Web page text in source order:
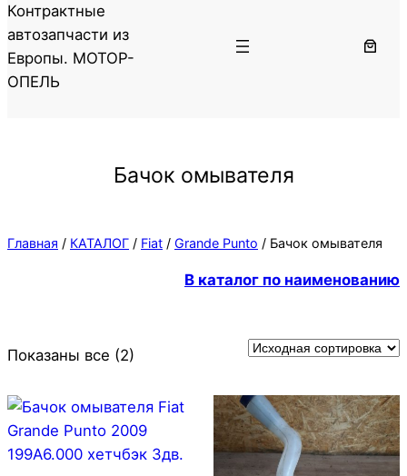
Контрактные
автозапчасти из
Европы. МОТОР-
ОПЕЛЬ
Бачок омывателя
Главная / КАТАЛОГ / Fiat / Grande Punto / Бачок омывателя
В каталог по наименованию
Показаны все (2)